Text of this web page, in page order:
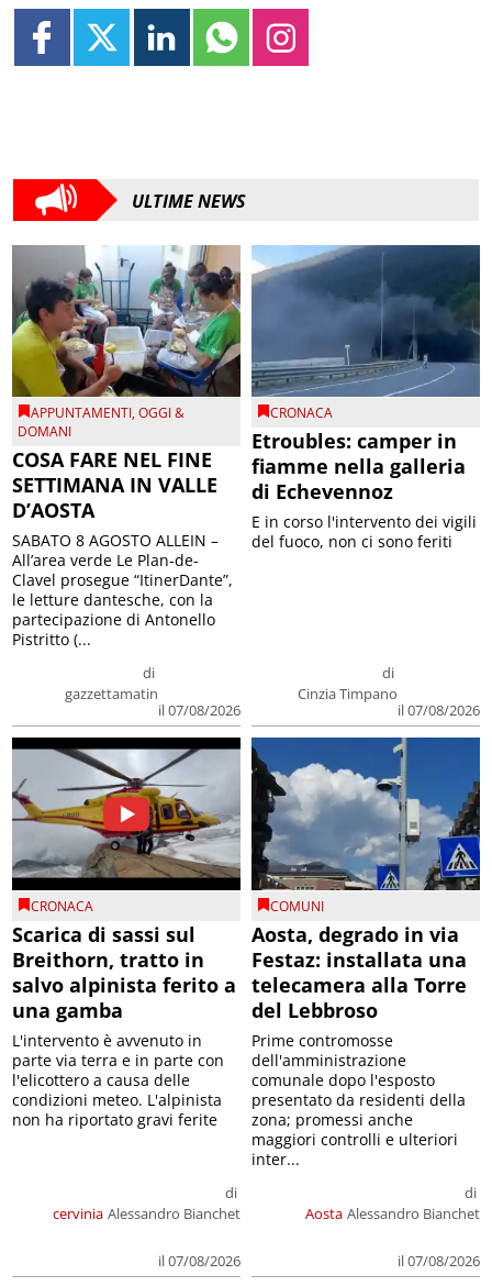
ULTIME NEWS
APPUNTAMENTI,OGGI &
DOMANI
COSA FARE NEL FINE
SETTIMANA IN VALLE
D’AOSTA
di
gazzettamatin
il 07/08/2026
SABATO 8 AGOSTO ALLEIN –
All’area verde Le Plan-de-
Clavel prosegue “ItinerDante”,
le letture dantesche, con la
partecipazione di Antonello
Pistritto (...
CRONACA
Etroubles: camper in
fiamme nella galleria
di Echevennoz
di
Cinzia Timpano
il 07/08/2026
E in corso l'intervento dei vigili
del fuoco, non ci sono feriti
CRONACA
Scarica di sassi sul
Breithorn, tratto in
salvo alpinista ferito a
una gamba
cervinia
di
Alessandro Bianchet
il 07/08/2026
L'intervento è avvenuto in
parte via terra e in parte con
l'elicottero a causa delle
condizioni meteo. L'alpinista
non ha riportato gravi ferite
COMUNI
Aosta, degrado in via
Festaz: installata una
telecamera alla Torre
del Lebbroso
Aosta
di
Alessandro Bianchet
il 07/08/2026
Prime contromosse
dell'amministrazione
comunale dopo l'esposto
presentato da residenti della
zona; promessi anche
maggiori controlli e ulteriori
inter...